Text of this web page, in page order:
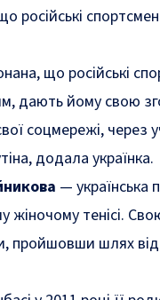
російські
що російські
дають йому свою
соцмережі, через
додала українка.
— українська
жіночому тенісі.
пройшовши шлях від